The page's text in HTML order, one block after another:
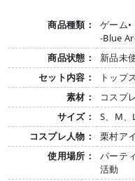
商品種類：
ゲーム
-Blue
商品状態：
新品未
セット内容：
トップ
素材：
コスプ
サイズ：
S、M、
コスプレ人物：
栗村ア
使用場所：
パーテ
活動